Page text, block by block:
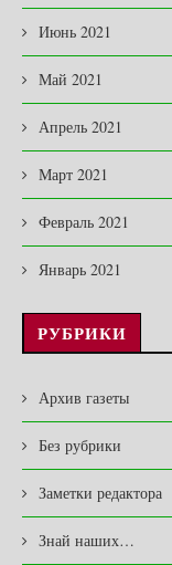
Июнь 2021
Май 2021
Апрель 2021
Март 2021
Февраль 2021
Январь 2021
РУБРИКИ
Архив газеты
Без рубрики
Заметки редактора
Знай наших…